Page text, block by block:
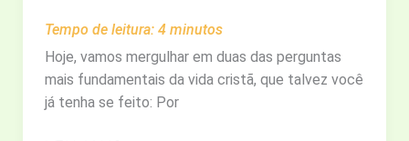
Tempo de leitura: 4 minutos
Hoje, vamos mergulhar em duas das perguntas
mais fundamentais da vida cristã, que talvez você
já tenha se feito: Por